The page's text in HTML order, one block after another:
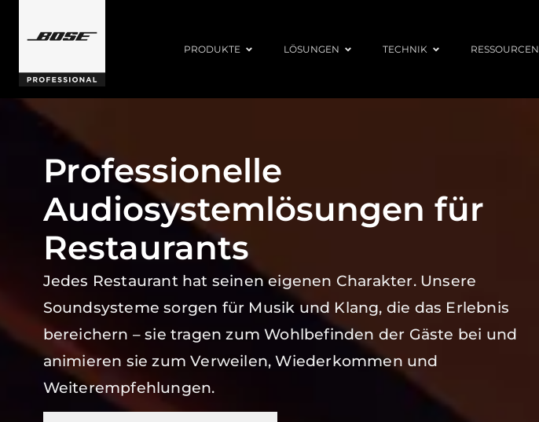
PRODUKTE LÖSUNGEN TECHNIK RESSOURCEN
Professionelle
Audiosystemlösungen für
Restaurants
Jedes Restaurant hat seinen eigenen Charakter. Unsere
Soundsysteme sorgen für Musik und Klang, die das Erlebnis
bereichern – sie tragen zum Wohlbefinden der Gäste bei und
animieren sie zum Verweilen, Wiederkommen und
Weiterempfehlungen.